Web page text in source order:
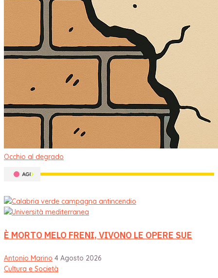
Occhio al degrado
È MORTO MELO FRENI, VIVONO LE OPERE SUE
Antonio Marino 4 Agosto 2026
Cultura e Società